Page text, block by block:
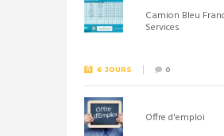
Camion Bleu
Services
6 JOURS 0
Offre d'emploi